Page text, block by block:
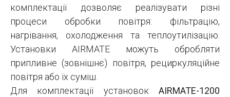
комплектації дозволяє реалізувати різні
процеси обробки повітря: фільтрацію,
нагрівання, охолодження та теплоутилізацію.
Установки AIRMATE можуть обробляти
припливне (зовнішнє) повітря, рециркуляційне
повітря або їх суміш.
Для комплектації установок AIRMATE-1200